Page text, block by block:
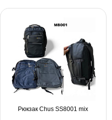
Рюкзак Chus SS8001 mix